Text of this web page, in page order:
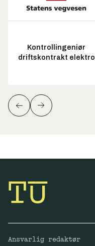
Kontrollingeniør
driftskontrakt elektro
Ansvarlig redaktør